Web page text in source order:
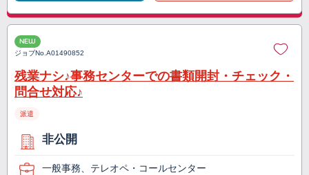
NEW
ジョブNo.A01490852
残業ナシ♪事務センターでの書類開封・チェック・
問合せ対応♪
派遣
非公開
一般事務、テレオペ・コールセンター